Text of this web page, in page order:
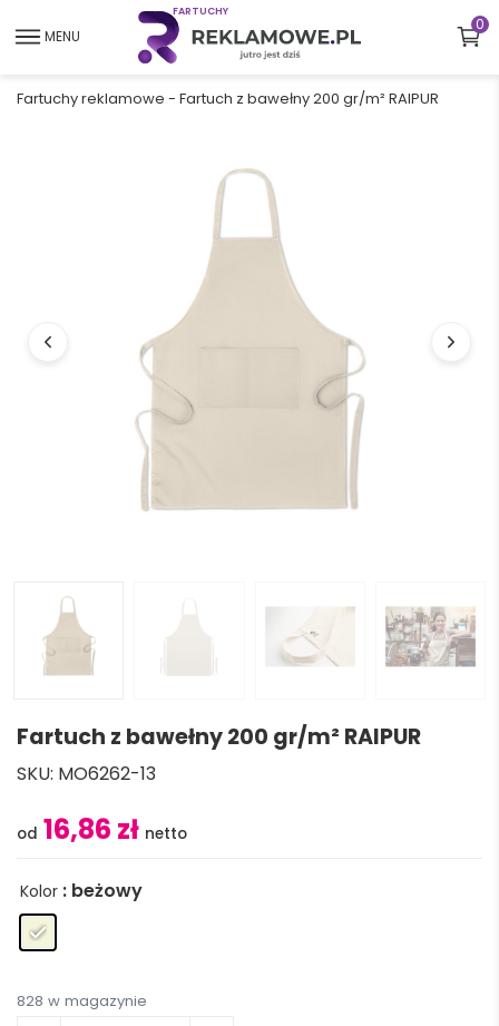
MENU
FARTUCHY
0
Fartuchy reklamowe - Fartuch z bawełny 200 gr/m² RAIPUR
Fartuch z bawełny 200 gr/m² RAIPUR
SKU: MO6262-13
16,86 zł
Kolor : beżowy
828 w magazynie